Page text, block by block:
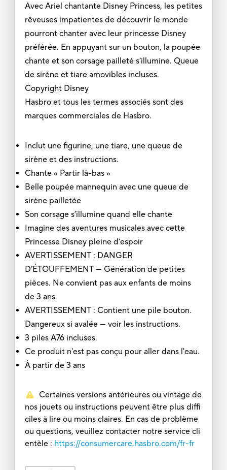
Avec Ariel chantante Disney Princess, les petites
rêveuses impatientes de découvrir le monde
pourront chanter avec leur princesse Disney
préférée. En appuyant sur un bouton, la poupée
chante et son corsage pailleté s’illumine. Queue
de sirène et tiare amovibles incluses.
Copyright Disney
Hasbro et tous les termes associés sont des
marques commerciales de Hasbro.
Inclut une figurine, une tiare, une queue de
sirène et des instructions.
Chante « Partir là-bas »
Belle poupée mannequin avec une queue de
sirène pailletée
Son corsage s’illumine quand elle chante
Imagine des aventures musicales avec cette
Princesse Disney pleine d’espoir
AVERTISSEMENT : DANGER
D’ÉTOUFFEMENT — Génération de petites
pièces. Ne convient pas aux enfants de moins
de 3 ans.
AVERTISSEMENT : Contient une pile bouton.
Dangereux si avalée — voir les instructions.
3 piles A76 incluses.
Ce produit n'est pas conçu pour aller dans l'eau.
À partir de 3 ans
Certaines versions antérieures ou vintage de
nos jouets ou instructions peuvent être plus diffi
ciles à lire ou moins claires. En cas de problème
ou questions, veuillez contacter notre service cli
entèle : https://consumercare.hasbro.com/fr-fr